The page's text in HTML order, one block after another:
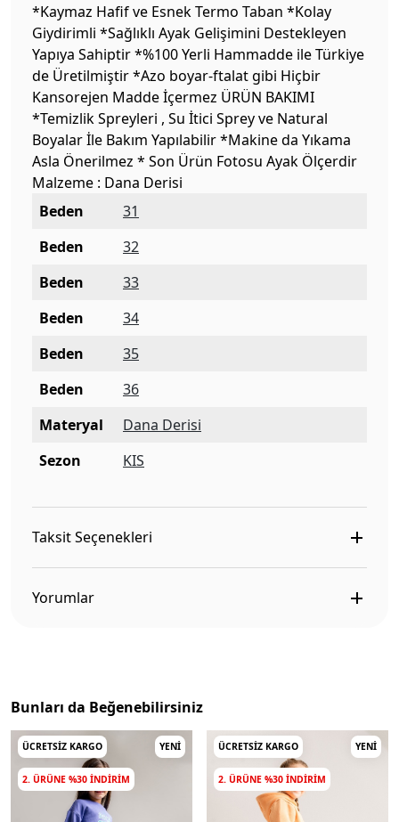
*Kaymaz Hafif ve Esnek Termo Taban *Kolay
Giydirimli *Sağlıklı Ayak Gelişimini Destekleyen
Yapıya Sahiptir *%100 Yerli Hammadde ile Türkiye
de Üretilmiştir *Azo boyar-ftalat gibi Hiçbir
Kansorejen Madde İçermez ÜRÜN BAKIMI
*Temizlik Spreyleri , Su İtici Sprey ve Natural
Boyalar İle Bakım Yapılabilir *Makine da Yıkama
Asla Önerilmez * Son Ürün Fotosu Ayak Ölçerdir
Malzeme : Dana Derisi
Beden
31
Beden
32
Beden
33
Beden
34
Beden
35
Beden
36
Materyal
Dana Derisi
Sezon
KIS
Taksit Seçenekleri
Yorumlar
Bunları da Beğenebilirsiniz
ÜCRETSIZ KARGO YENI
2. ÜRÜNE %30 INDIRIM
ÜCRETSIZ KARGO YENI
2. ÜRÜNE %30 INDIRIM